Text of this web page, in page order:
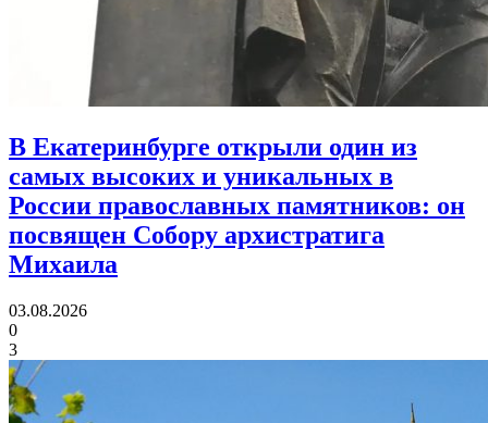
В Екатеринбурге открыли один из
самых высоких и уникальных в
России православных памятников: он
посвящен Собору архистратига
Михаила
03.08.2026
0
3